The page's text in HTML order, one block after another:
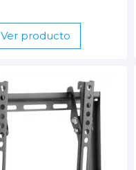
Ver producto